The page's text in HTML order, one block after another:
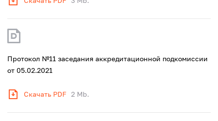
Протокол №11 заседания аккредитационной подкомиссии
от 05.02.2021
Скачать PDF 2 Mb.